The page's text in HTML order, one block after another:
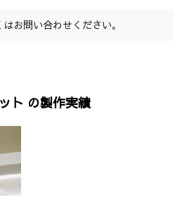
お問い合わせください。
ト の製作実績